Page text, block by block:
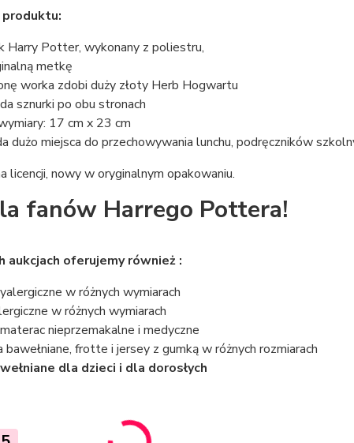
Harry Potter, wykonany z poliestru,
metkę
worka zdobi duży złoty Herb Hogwartu
sznurki po obu stronach
17 cm x 23 cm
dużo miejsca do przechowywania lunchu, podręczników
licencji, nowy w oryginalnym opakowaniu.
fanów Harrego Pottera!
aukcjach oferujemy również :
w różnych wymiarach
w różnych wymiarach
nieprzemakalne i medyczne
bawełniane, frotte i jersey z gumką w różnych rozmiarach
dla dzieci i dla dorosłych